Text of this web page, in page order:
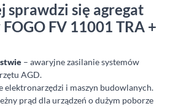
sprawdzi się agregat
FV 11001 TRA +
– awaryjne zasilanie systemów
AGD.
elektronarzędzi i maszyn budowlanych.
prąd dla urządzeń o dużym poborze